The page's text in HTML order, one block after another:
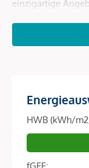
einzigartige
sondern als
profitiert von
Kaufpreis im
Diese Regelung
ersten zehn
vermietet
HWB (kWh/